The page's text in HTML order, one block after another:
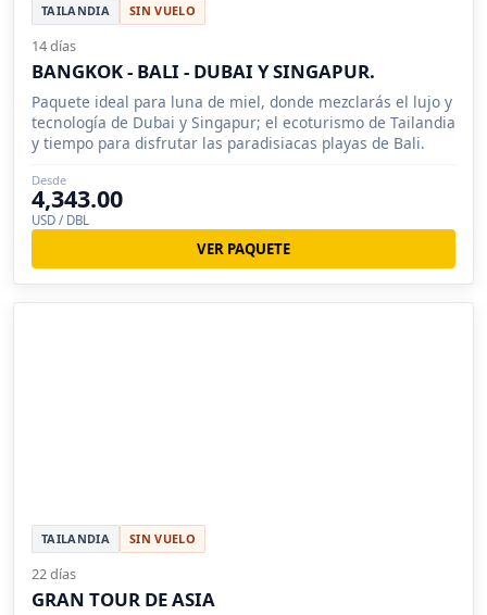
TAILANDIA SIN VUELO
14 días
BANGKOK - BALI - DUBAI Y SINGAPUR.
Paquete ideal para luna de miel, donde mezclarás el lujo y
tecnología de Dubai y Singapur; el ecoturismo de Tailandia
y tiempo para disfrutar las paradisiacas playas de Bali.
Desde
4,343.00
USD / DBL
VER PAQUETE
TAILANDIA SIN VUELO
22 días
GRAN TOUR DE ASIA